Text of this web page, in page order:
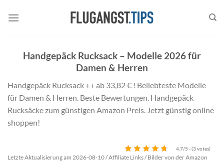
Inhalt
Handgepäck Rucksack – Modelle 2026 für
Damen & Herren
Handgepäck Rucksack ++ ab 33,82 € ! Beliebteste Modelle
für Damen & Herren. Beste Bewertungen. Handgepäck
Rucksäcke zum günstigen Amazon Preis. Jetzt günstig online
shoppen!
4.7/5 - (3 votes)
Letzte Aktualisierung am 2026-08-10 / Affiliate Links / Bilder von der Amazon